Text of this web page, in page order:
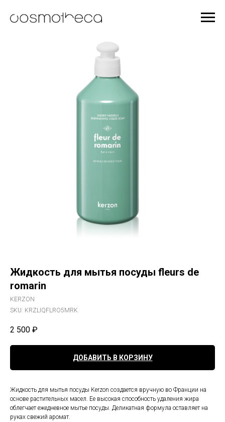
Жидкость для мытья посуды fleurs de
romarin
KERZON
SKU: KRZLIQFLRO5MRK
2 500 ₽
ДОБАВИТЬ В КОРЗИНУ
Жидкость для мытья посуды Kerzon создается вручную во Франции на
основе растительных масел. Ее высокая способность удаления жира
облегчает ежедневное мытье посуды. Деликатная формула оставляет на
руках свежий аромат.